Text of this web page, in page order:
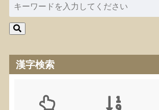
漢字検索